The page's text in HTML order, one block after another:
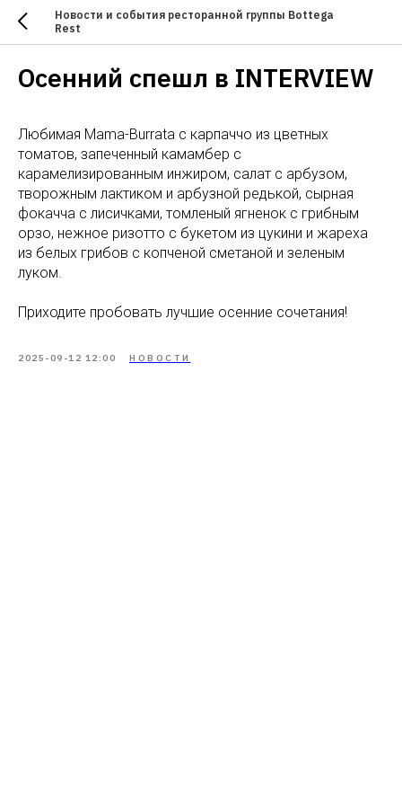
Новости и события ресторанной группы Bottega
Rest
Осенний спешл в INTERVIEW
Любимая Mama-Burrata с карпаччо из цветных
томатов, запеченный камамбер с
карамелизированным инжиром, салат с арбузом,
творожным лактиком и арбузной редькой, сырная
фокачча с лисичками, томленый ягненок с грибным
орзо, нежное ризотто с букетом из цукини и жареха
из белых грибов с копченой сметаной и зеленым
луком.
Приходите пробовать лучшие осенние сочетания!
2025-09-12 12:00 НОВОСТИ